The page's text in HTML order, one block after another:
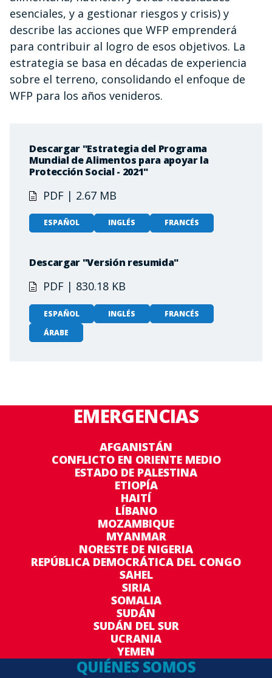
esenciales, y a gestionar riesgos y crisis) y
describe las acciones que WFP emprenderá
para contribuir al logro de esos objetivos. La
estrategia se basa en décadas de experiencia
sobre el terreno, consolidando el enfoque de
WFP para los años venideros.
Descargar "Estrategia del Programa
Mundial de Alimentos para apoyar la
Protección Social - 2021"
PDF | 2.67 MB
ESPAÑOL INGLÉS FRANCÉS
Descargar "Versión resumida"
PDF | 830.18 KB
ESPAÑOL INGLÉS
FRANCÉS
ÁRABE
EMERGENCIAS
AFGANISTÁN
CONFLICTO EN ORIENTE MEDIO
ESTADO DE PALESTINA
ETIOPÍA
HAITÍ
LÍBANO
MOZAMBIQUE
MYANMAR
NORESTE DE NIGERIA
REPÚBLICA DEMOCRÁTICA DEL CONGO
SAHEL
SIRIA
SOMALIA
SUDÁN
SUDÁN DEL SUR
UCRANIA
YEMEN
QUIÉNES SOMOS